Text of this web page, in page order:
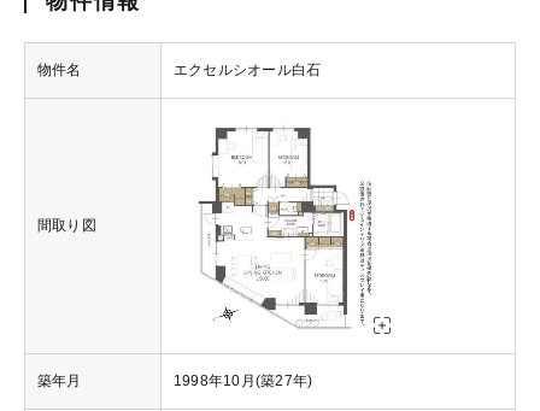
物件名 エクセルシオール白石
間取り図
築年月 1998年10月(築27年)